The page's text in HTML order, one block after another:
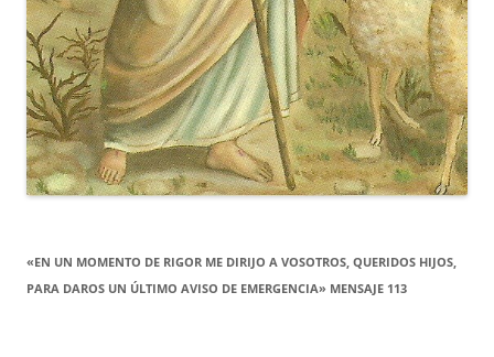
«EN UN MOMENTO DE RIGOR ME DIRIJO A VOSOTROS, QUERIDOS HIJOS,
PARA DAROS UN ÚLTIMO AVISO DE EMERGENCIA» MENSAJE 113